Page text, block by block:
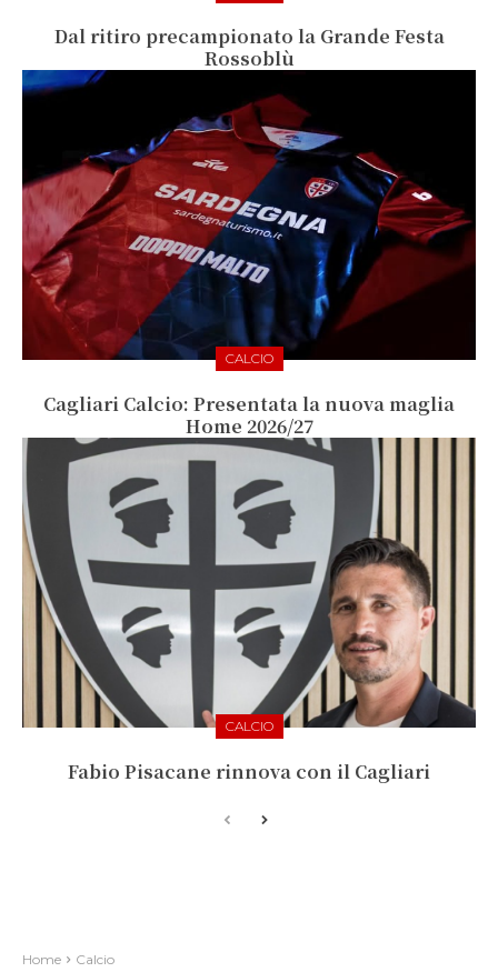
Dal ritiro precampionato la Grande Festa
Rossoblù
CALCIO
Cagliari Calcio: Presentata la nuova maglia
Home 2026/27
CALCIO
Fabio Pisacane rinnova con il Cagliari